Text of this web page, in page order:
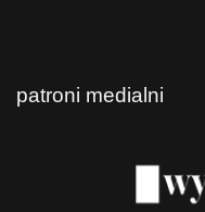
patroni medialni